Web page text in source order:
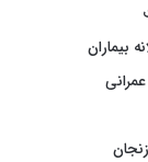
بیماران